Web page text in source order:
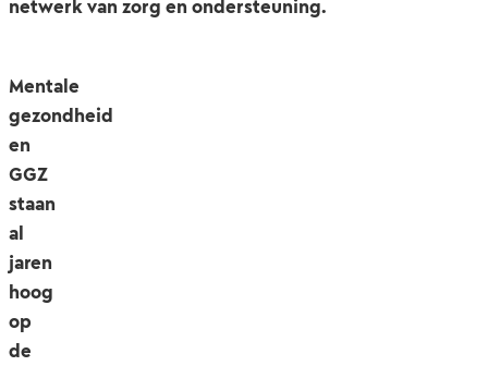
netwerk van zorg en ondersteuning.
Mentale
gezondheid
en
GGZ
staan
al
jaren
hoog
op
de